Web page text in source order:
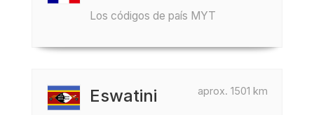
Los códigos de país MYT
aprox. 1501 km
Eswatini